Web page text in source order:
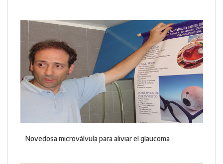
Novedosa microválvula para aliviar el glaucoma